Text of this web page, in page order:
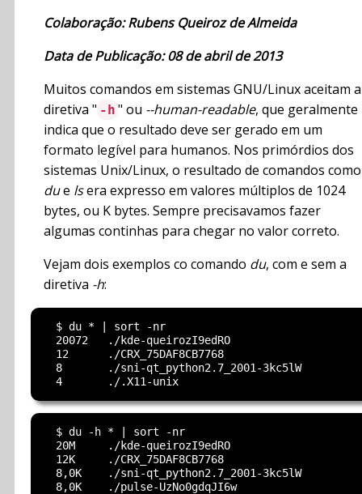
Colaboração: Rubens Queiroz de Almeida
Data de Publicação: 08 de abril de 2013
Muitos comandos em sistemas GNU/Linux aceitam a
diretiva " -h " ou --human-readable, que geralmente
indica que o resultado deve ser gerado em um
formato legível para humanos. Nos primórdios dos
sistemas Unix/Linux, o resultado de comandos como
due lsera expresso em valores múltiplos de 1024
bytes, ou K bytes. Sempre precisavamos fazer
algumas continhas para chegar no valor correto.
Vejam dois exemplos co comando du, com e sem a
diretiva -h:
  $ du * | sort -nr
  20072   ./kde-queirozI9edRO
  12      ./CRX_75DAF8CB7768
  8       ./sni-qt_python2.7_2001-3kc5lW
  $ du -h * | sort -nr
  20M     ./kde-queirozI9edRO
  12K     ./CRX_75DAF8CB7768
  8,0K    ./sni-qt_python2.7_2001-3kc5lW
  8,0K    ./pulse-UzNo0gdqJI6w